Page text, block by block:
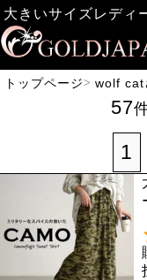
大きいサイズレディ
トップページ wolf cat
57
1